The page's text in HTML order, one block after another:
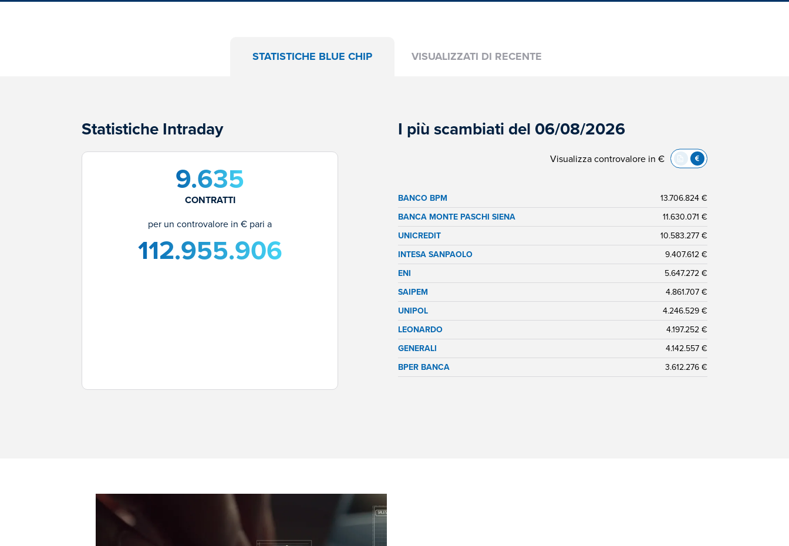
STATISTICHE BLUE CHIP VISUALIZZATI DI RECENTE
Statistiche Intraday
9.635
CONTRATTI
per un controvalore in € pari a
112.955.906
I più scambiati del 06/08/2026
Visualizza controvalore in €
BANCO BPM
13.706.824 €
BANCA MONTE PASCHI SIENA
11.630.071 €
UNICREDIT
10.583.277 €
INTESA SANPAOLO
9.407.612 €
ENI
5.647.272 €
SAIPEM
4.861.707 €
UNIPOL
4.246.529 €
LEONARDO
4.197.252 €
GENERALI
4.142.557 €
BPER BANCA
3.612.276 €
Immagine